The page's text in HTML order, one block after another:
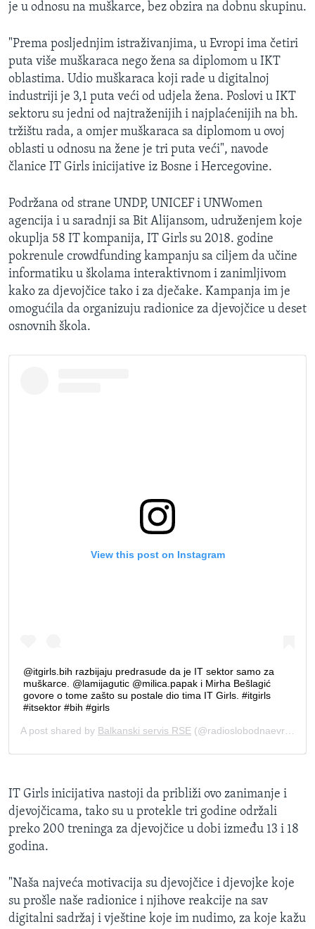
je u odnosu na muškarce, bez obzira na dobnu skupinu.
"Prema posljednjim istraživanjima, u Evropi ima četiri
puta više muškaraca nego žena sa diplomom u IKT
oblastima. Udio muškaraca koji rade u digitalnoj
industriji je 3,1 puta veći od udjela žena. Poslovi u IKT
sektoru su jedni od najtraženijih i najplaćenijih na bh.
tržištu rada, a omjer muškaraca sa diplomom u ovoj
oblasti u odnosu na žene je tri puta veći", navode
članice IT Girls inicijative iz Bosne i Hercegovine.
Podržana od strane UNDP, UNICEF i UNWomen
agencija i u saradnji sa Bit Alijansom, udruženjem koje
okuplja 58 IT kompanija, IT Girls su 2018. godine
pokrenule crowdfunding kampanju sa ciljem da učine
informatiku u školama interaktivnom i zanimljivom
kako za djevojčice tako i za dječake. Kampanja im je
omogućila da organizuju radionice za djevojčice u deset
osnovnih škola.
​IT Girls inicijativa nastoji da približi ovo zanimanje i
djevojčicama, tako su u protekle tri godine održali
preko 200 treninga za djevojčice u dobi između 13 i 18
godina.
"Naša najveća motivacija su djevojčice i djevojke koje
su prošle naše radionice i njihove reakcije na sav
digitalni sadržaj i vještine koje im nudimo, za koje kažu